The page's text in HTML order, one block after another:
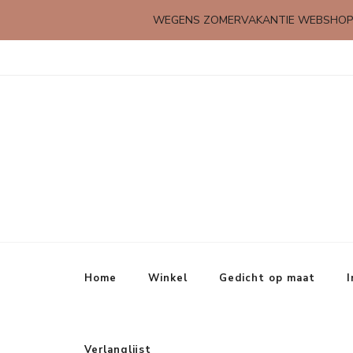
WEGENS ZOMERVAKANTIE
Home Winkel Gedicht op maat
Verlanglijst